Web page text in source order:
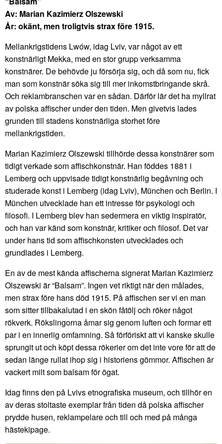
Av: Marian Kazimierz Olszewski
År: okänt, men troligtvis strax före 1915.
Mellankrigstidens Lwów, idag Lviv, var något av ett
konstnärligt Mekka, med en stor grupp verksamma
konstnärer. De behövde ju försörja sig, och då som nu, fick
man som konstnär söka sig till mer inkomstbringande skrå.
Och reklambranschen var en sådan. Därför lär det ha myllrat
av polska affischer under den tiden. Men givetvis lades
grunden till stadens konstnärliga storhet före
mellankrigstiden.
Marian Kazimierz Olszewski tillhörde dessa konstnärer som
tidigt verkade som affischkonstnär. Han föddes 1881 i
Lemberg och uppvisade tidigt konstnärlig begåvning och
studerade konst i Lemberg (idag Lviv), München och Berlin. I
München utvecklade han ett intresse för psykologi och
filosofi. I Lemberg blev han sedermera en viktig inspiratör,
och han var känd som konstnär, kritiker och filosof. Det var
under hans tid som affischkonsten utvecklades och
grundlades i Lemberg.
En av de mest kända affischerna signerat Marian Kazimierz
Olszewski är “Balsam”. Ingen vet riktigt när den målades,
men strax före hans död 1915. På affischen ser vi en man
som sitter tillbakalutad i en skön fåtölj och röker något
rökverk. Rökslingorna åmar sig genom luften och formar ett
par i en innerlig omfamning. Så förföriskt att vi kanske skulle
sprungit ut och köpt dessa rökerier om det inte vore för att de
sedan länge rullat ihop sig i historiens gömmor. Affischen är
vackert milt som balsam för ögat.
Idag finns den på Lvivs etnografiska museum, och tillhör en
av deras stoltaste exemplar från tiden då polska affischer
prydde husen, reklampelare och till och med på många
hästekipage.